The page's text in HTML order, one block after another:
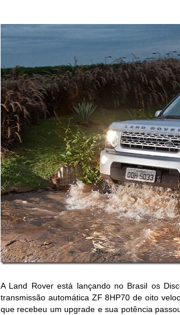
A Land Rover está lançando no Brasil os
transmissão automática ZF 8HP70 de oito
que recebeu um upgrade e sua potência